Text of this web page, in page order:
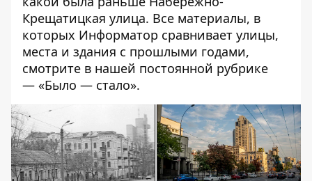
Крещатицкая улица. Все материалы, в
которых Информатор сравнивает улицы,
места и здания с прошлыми годами,
смотрите в нашей постоянной рубрике
— «Было — стало».